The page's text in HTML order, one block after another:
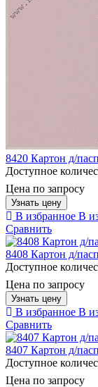
8420 Картон д/
Доступное
Цена по запросу
Узнать цену
В избранное В
Сравнить
8408 Картон д/
Доступное
Цена по запросу
Узнать цену
В избранное В
Сравнить
8407 Картон д/
Доступное
Цена по запросу